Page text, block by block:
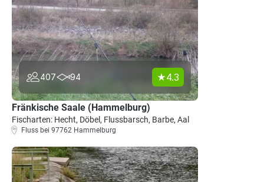
407 94 4.3
Fränkische Saale (Hammelburg)
Fischarten: Hecht, Döbel, Flussbarsch, Barbe, Aal
Fluss bei 97762 Hammelburg